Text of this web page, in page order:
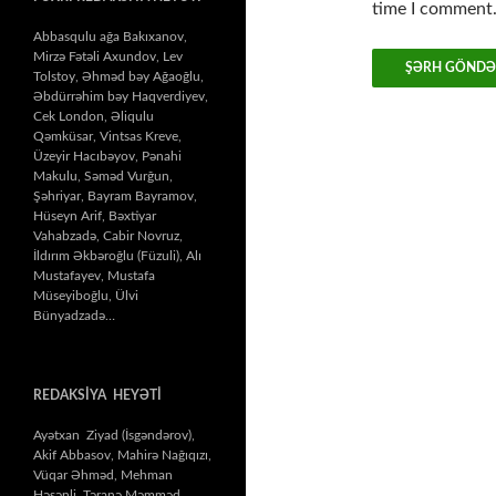
time I comment.
Abbasqulu ağa Bakıxanov,
Mirzə Fətəli Axundov, Lev
Tolstoy, Əhməd bəy Ağaoğlu,
Əbdürrəhim bəy Haqverdiyev,
Cek London, Əliqulu
Qəmküsar, Vintsas Kreve,
Üzeyir Hacıbəyov, Pənahi
Makulu, Səməd Vurğun,
Şəhriyar, Bayram Bayramov,
Hüseyn Arif, Bəxtiyar
Vahabzadə, Cabir Novruz,
İldırım Əkbəroğlu (Füzuli), Alı
Mustafayev, Mustafa
Müseyiboğlu, Ülvi
Bünyadzadə…
REDAKSİYA HEYƏTİ
Ayətxan Ziyad (İsgəndərov),
Akif Abbasov, Mahirə Nağıqızı,
Vüqar Əhməd, Mehman